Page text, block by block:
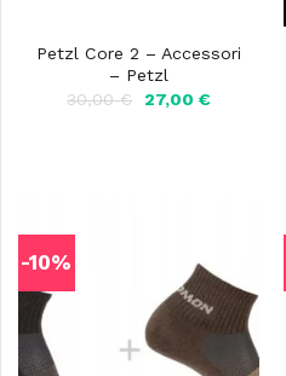
Petzl Core 2 – Accessori
– Petzl
30,00€
Il
27,00 €Il
-10%